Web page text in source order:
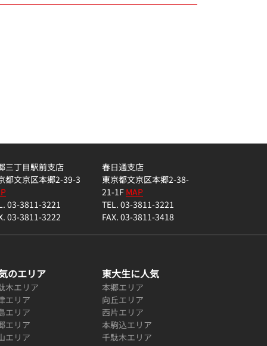
三丁目駅前支店
都文京区本郷2-39-3
03-3811-3221
03-3811-3222
春日通支店
東京都文京区本郷2-38-
21-1FMAP
TEL. 03-3811-3221
FAX. 03-3811-3418
のエリア
木エリア
エリア
エリア
エリア
エリア
東大生に人気
本郷エリア
向丘エリア
西片エリア
本駒込エリア
千駄木エリア